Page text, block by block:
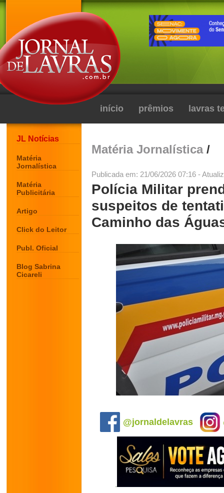
início prêmios lavras
JL Notícias
Matéria
Jornalística
Matéria
Publicitária
Artigo
Click do Leitor
Publ. Oficial
Blog Sabrina
Cicareli
Matéria Jornalística/
Publicada em: 21/06/2026 07:16 -
Polícia Militar
suspeitos de
Caminho das
@jornaldelavras